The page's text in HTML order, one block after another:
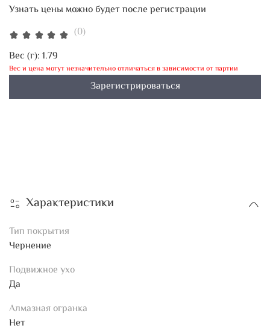
(0)
Узнать цены можно будет после регистрации
Вес (г): 1.79
Вес и цена могут незначительно отличаться в зависимости от партии
Зарегистрироваться
Характеристики
Тип покрытия
Чернение
Подвижное ухо
Да
Алмазная огранка
Нет